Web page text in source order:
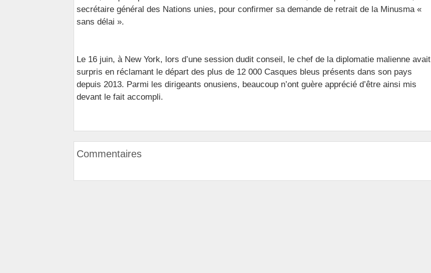
secrétaire général des Nations unies, pour confirmer sa demande de retrait de la Minusma «
sans délai ».
Le 16 juin, à New York, lors d’une session dudit conseil, le chef de la diplomatie malienne avait
surpris en réclamant le départ des plus de 12 000 Casques bleus présents dans son pays
depuis 2013. Parmi les dirigeants onusiens, beaucoup n’ont guère apprécié d’être ainsi mis
devant le fait accompli.
Commentaires